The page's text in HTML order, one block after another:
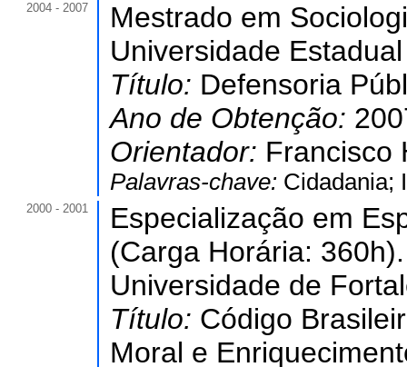
2004 - 2007
Mestrado em
Universidade
Título: Defensoria
Ano de Obtenção:
Orientador: Francisco
Palavras-chave: Cidadania;
2000 - 2001
Especialização em
(Carga Horária: 360h).
Universidade de
Título: Código
Moral e